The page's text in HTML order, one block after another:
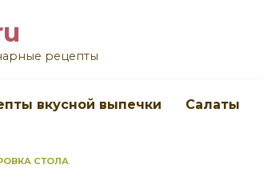
рецепты
вкусной выпечки Салаты
СТОЛА